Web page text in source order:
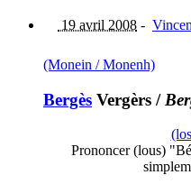
19 avril 2008 -
(Monein / Monenh)
Bergès Vergèrs /
Prononcer (lous)